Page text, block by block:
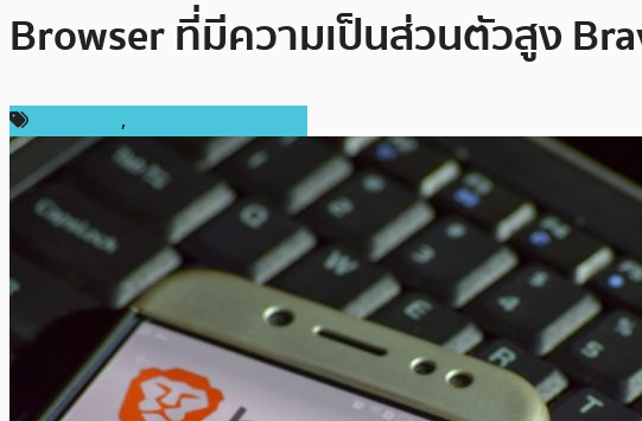
Browser ที่มีความเป็นส่วนตัวสูง
,